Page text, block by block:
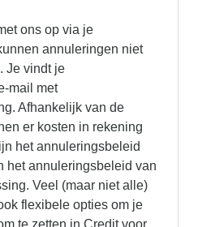
ons op via je
annuleringen niet
Je vindt je
mail met
Afhankelijk van de
er kosten in rekening
het annuleringsbeleid
het annuleringsbeleid van
Veel (maar niet alle)
flexibele opties om je
te zetten in Credit voor